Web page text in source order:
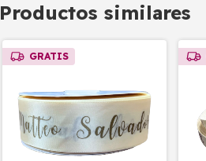
Productos similares
GRATIS